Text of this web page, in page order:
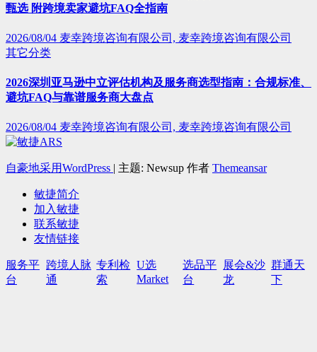
甄选 附跨境卖家避坑FAQ全指南
2026/08/04 麦幸跨境咨询有限公司, 麦幸跨境咨询有限公司
其它分类
2026深圳亚马逊中立评估机构及服务商选型指南：合规标准、
避坑FAQ与靠谱服务商大盘点
2026/08/04 麦幸跨境咨询有限公司, 麦幸跨境咨询有限公司
自豪地采用WordPress | 主题: Newsup 作者 Themeansar
敏捷简介
加入敏捷
联系敏捷
友情链接
服务平
台
跨境人脉
通
专利检
索
U选
Market
选品平
台
展会&沙
龙
群通天
下